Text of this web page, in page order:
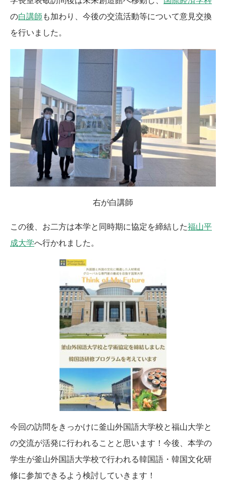
の白講師 も加わり、今後の交流活動等について意見交換
を行いました。
右が白講師
この後、お二方は本学と同時期に協定を締結した福山平
成大学へ行かれました。
今回の訪問をきっかけに釜山外国語大学校と福山大学と
の交流が活発に行われることと思います！今後、本学の
学生が釜山外国語大学校で行われる韓国語・韓国文化研
修に参加できるよう検討していきます！